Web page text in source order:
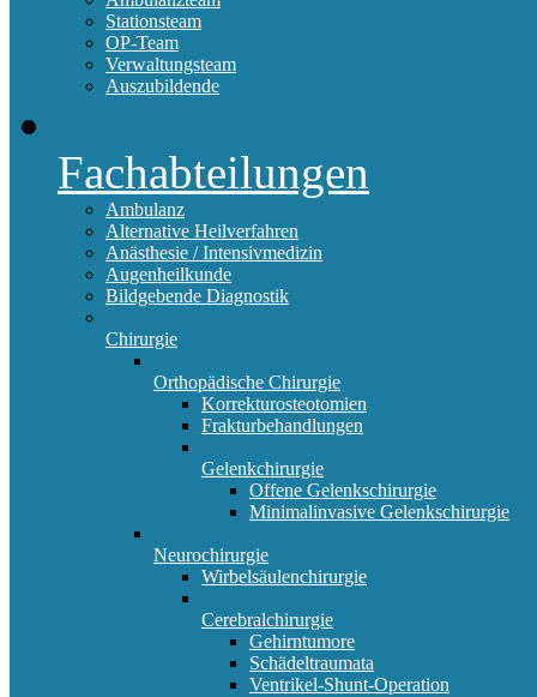
Stationsteam
OP-Team
Verwaltungsteam
Auszubildende
Fachabteilungen
Ambulanz
Alternative Heilverfahren
Anästhesie / Intensivmedizin
Augenheilkunde
Bildgebende Diagnostik
Chirurgie
Orthopädische Chirurgie
Korrekturosteotomien
Frakturbehandlungen
Gelenkchirurgie
Offene Gelenkschirurgie
Minimalinvasive Gelenkschirurgie
Neurochirurgie
Wirbelsäulenchirurgie
Cerebralchirurgie
Gehirntumore
Schädeltraumata
Ventrikel-Shunt-Operation